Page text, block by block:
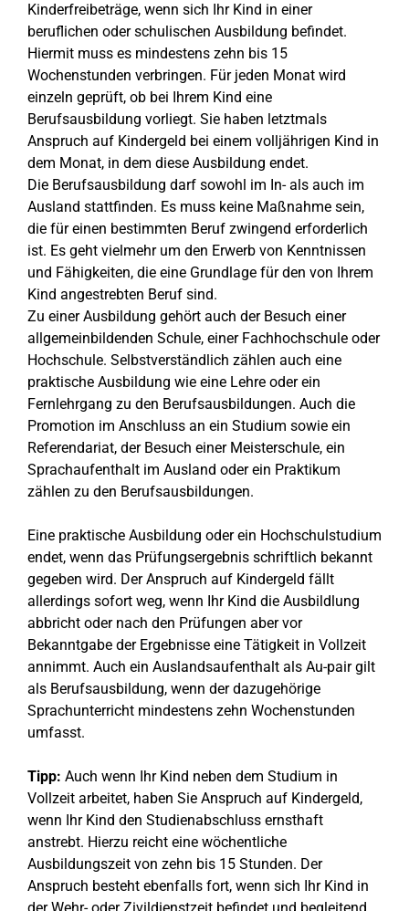
Kinderfreibeträge, wenn sich Ihr Kind in einer
beruflichen oder schulischen Ausbildung befindet.
Hiermit muss es mindestens zehn bis 15
Wochenstunden verbringen. Für jeden Monat wird
einzeln geprüft, ob bei Ihrem Kind eine
Berufsausbildung vorliegt. Sie haben letztmals
Anspruch auf Kindergeld bei einem volljährigen Kind in
dem Monat, in dem diese Ausbildung endet.
Die Berufsausbildung darf sowohl im In- als auch im
Ausland stattfinden. Es muss keine Maßnahme sein,
die für einen bestimmten Beruf zwingend erforderlich
ist. Es geht vielmehr um den Erwerb von Kenntnissen
und Fähigkeiten, die eine Grundlage für den von Ihrem
Kind angestrebten Beruf sind.
Zu einer Ausbildung gehört auch der Besuch einer
allgemeinbildenden Schule, einer Fachhochschule oder
Hochschule. Selbstverständlich zählen auch eine
praktische Ausbildung wie eine Lehre oder ein
Fernlehrgang zu den Berufsausbildungen. Auch die
Promotion im Anschluss an ein Studium sowie ein
Referendariat, der Besuch einer Meisterschule, ein
Sprachaufenthalt im Ausland oder ein Praktikum
zählen zu den Berufsausbildungen.
Eine praktische Ausbildung oder ein Hochschulstudium
endet, wenn das Prüfungsergebnis schriftlich bekannt
gegeben wird. Der Anspruch auf Kindergeld fällt
allerdings sofort weg, wenn Ihr Kind die Ausbildlung
abbricht oder nach den Prüfungen aber vor
Bekanntgabe der Ergebnisse eine Tätigkeit in Vollzeit
annimmt. Auch ein Auslandsaufenthalt als Au-pair gilt
als Berufsausbildung, wenn der dazugehörige
Sprachunterricht mindestens zehn Wochenstunden
umfasst.
Tipp: Auch wenn Ihr Kind neben dem Studium in
Vollzeit arbeitet, haben Sie Anspruch auf Kindergeld,
wenn Ihr Kind den Studienabschluss ernsthaft
anstrebt. Hierzu reicht eine wöchentliche
Ausbildungszeit von zehn bis 15 Stunden. Der
Anspruch besteht ebenfalls fort, wenn sich Ihr Kind in